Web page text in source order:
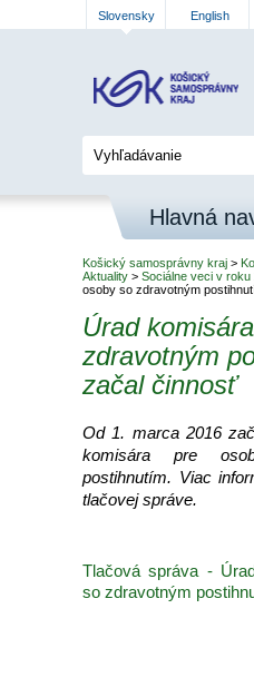
Slovensky English
Hlavná
Košický samosprávny kraj >
Aktuality > Sociálne veci v roku
osoby so zdravotným
Úrad
zdravotným
začal činnosť
Od 1. marca 2016
komisára pre
postihnutím. Viac
tlačovej správe.
Tlačová správa -
so zdravotným